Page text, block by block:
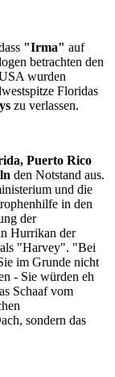
"Irma" auf
betrachten den
wurden
Floridas
zu verlassen.
Puerto Rico
den Notstand aus.
und die
in den
der
Hurrikan der
als "Harvey". "Bei
im Grunde nicht
- Sie würden eh
Schaaf vom
sondern das